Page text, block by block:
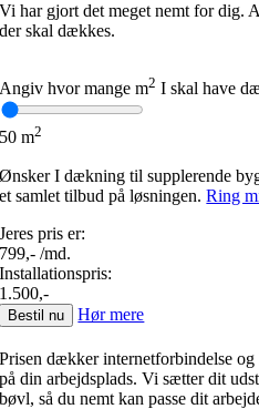
Vi har gjort det meget nemt for dig.
der skal dækkes.
Angiv hvor mange m2 I skal have
50 m2
Ønsker I dækning til supplerende
et samlet tilbud på løsningen.Ring
Jeres pris er:
799,- /md.
Installationspris:
1.500,-
Bestil nu Hør mere
Prisen dækker internetforbindelse
på din arbejdsplads. Vi sætter dit
bøvl, så du nemt kan passe dit